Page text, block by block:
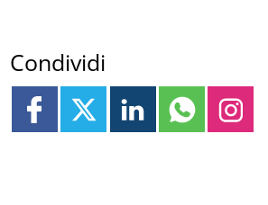
Condividi